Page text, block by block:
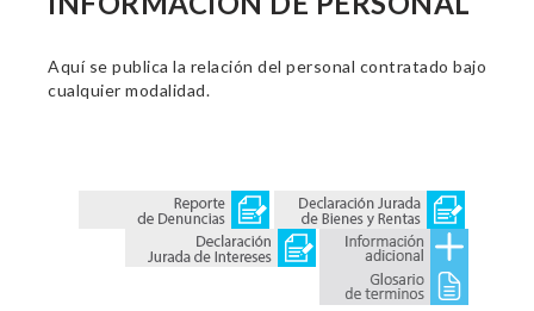
Aquí se publica la relación del personal contratado bajo
cualquier modalidad.